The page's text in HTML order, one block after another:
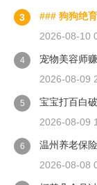
3
### 狗狗绝
2026-08-10
4
宠物美容师
2026-08-09
5
宝宝打百白
2026-08-09
6
温州养老保
2026-08-08